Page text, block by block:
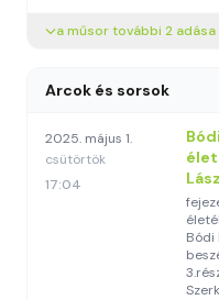
a műsor további 2 adása
Arcok és sorsok
2025. május 1.
csütörtök
17:04
Bódi